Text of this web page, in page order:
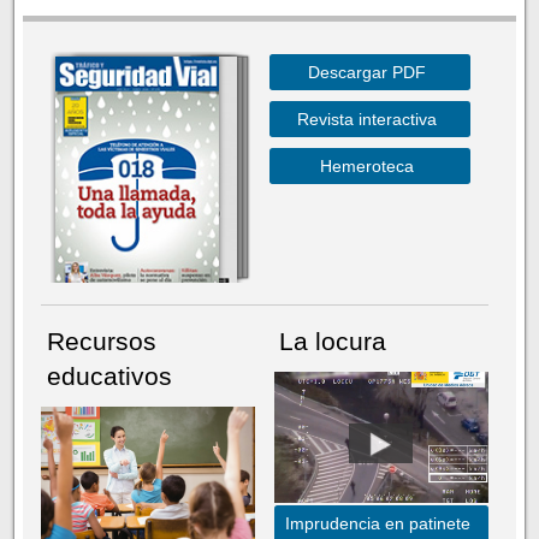
Descargar PDF
Revista interactiva
Hemeroteca
Recursos
educativos
La locura
Imprudencia en patinete